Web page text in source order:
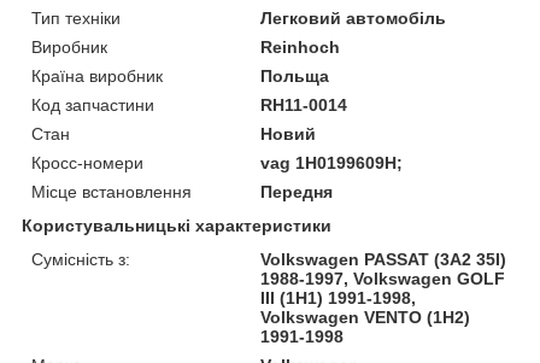
Тип техніки
Легковий автомобіль
Виробник
Reinhoch
Країна виробник
Польща
Код запчастини
RH11-0014
Стан
Новий
Кросс-номери
vag 1H0199609H;
Місце встановлення
Передня
Користувальницькі характеристики
Сумісність з:
Volkswagen PASSAT (3A2 35I)
1988-1997, Volkswagen GOLF
III (1H1) 1991-1998,
Volkswagen VENTO (1H2)
1991-1998